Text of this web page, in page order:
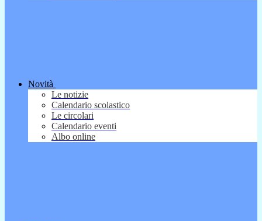
Novità
Le notizie
Calendario scolastico
Le circolari
Calendario eventi
Albo online